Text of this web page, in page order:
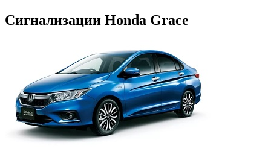
Сигнализации Honda Grace